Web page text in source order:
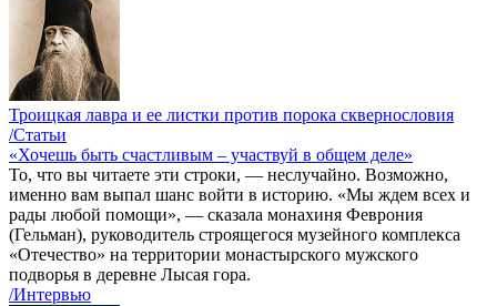
Троицкая лавра и ее листки против порока сквернословия
/Статьи
«Хочешь быть счастливым – участвуй в общем деле»
То, что вы читаете эти строки, — неслучайно. Возможно,
именно вам выпал шанс войти в историю. «Мы ждем всех и
рады любой помощи», — сказала монахиня Феврония
(Гельман), руководитель строящегося музейного комплекса
«Отечество» на территории монастырского мужского
подворья в деревне Лысая гора.
/Интервью